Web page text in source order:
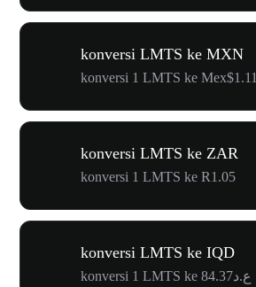
konversi LMTS ke MXN
konversi 1 LMTS ke Mex$1.11
konversi LMTS ke ZAR
konversi 1 LMTS ke R1.05
konversi LMTS ke IQD
konversi 1 LMTS ke ع.د84.37